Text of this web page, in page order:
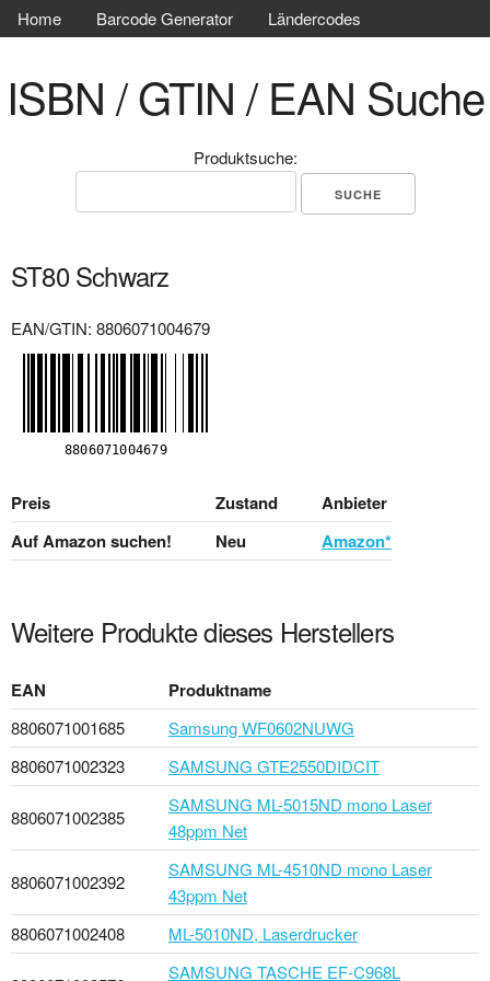
Home Barcode Generator Ländercodes
ISBN / GTIN / EAN Suche
Produktsuche:
ST80 Schwarz
EAN/GTIN: 8806071004679
Preis Zustand
Anbieter
Auf Amazon suchen!
Neu Amazon*
Weitere Produkte dieses Herstellers
EAN Produktname
8806071001685
Samsung WF0602NUWG
8806071002323
SAMSUNG GTE2550DIDCIT
8806071002385
SAMSUNG ML-5015ND mono Laser
48ppm Net
8806071002392
SAMSUNG ML-4510ND mono Laser
43ppm Net
8806071002408
ML-5010ND, Laserdrucker
SAMSUNG TASCHE EF-C968L